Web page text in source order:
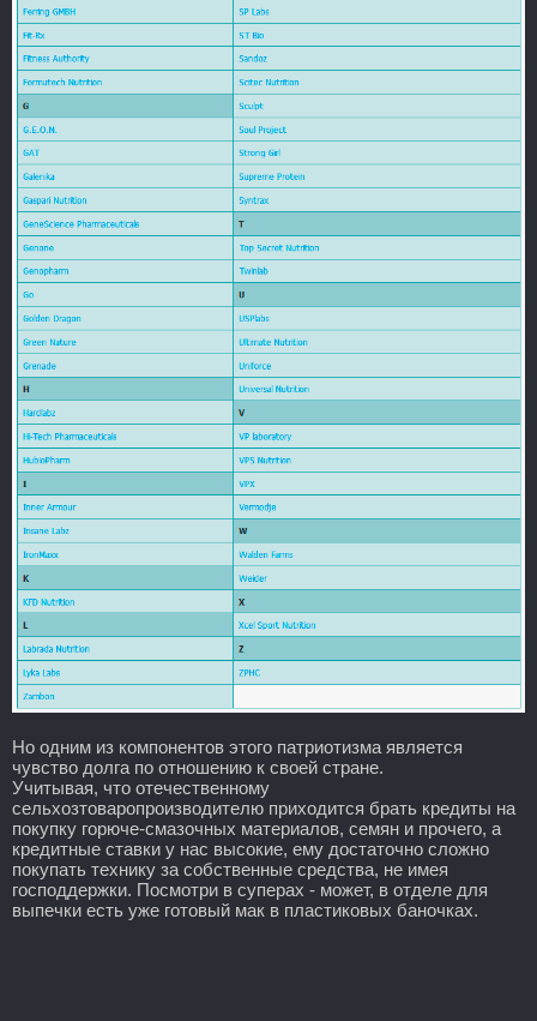
Но одним из компонентов этого патриотизма является
чувство долга по отношению к своей стране.
Учитывая, что отечественному
сельхозтоваропроизводителю приходится брать кредиты на
покупку горюче-смазочных материалов, семян и прочего, а
кредитные ставки у нас высокие, ему достаточно сложно
покупать технику за собственные средства, не имея
господдержки. Посмотри в суперах - может, в отделе для
выпечки есть уже готовый мак в пластиковых баночках.